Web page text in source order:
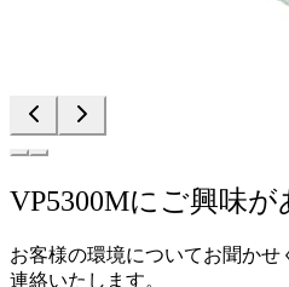
VP5300Mにご興味が
お客様の環境についてお聞か
連絡いたします。